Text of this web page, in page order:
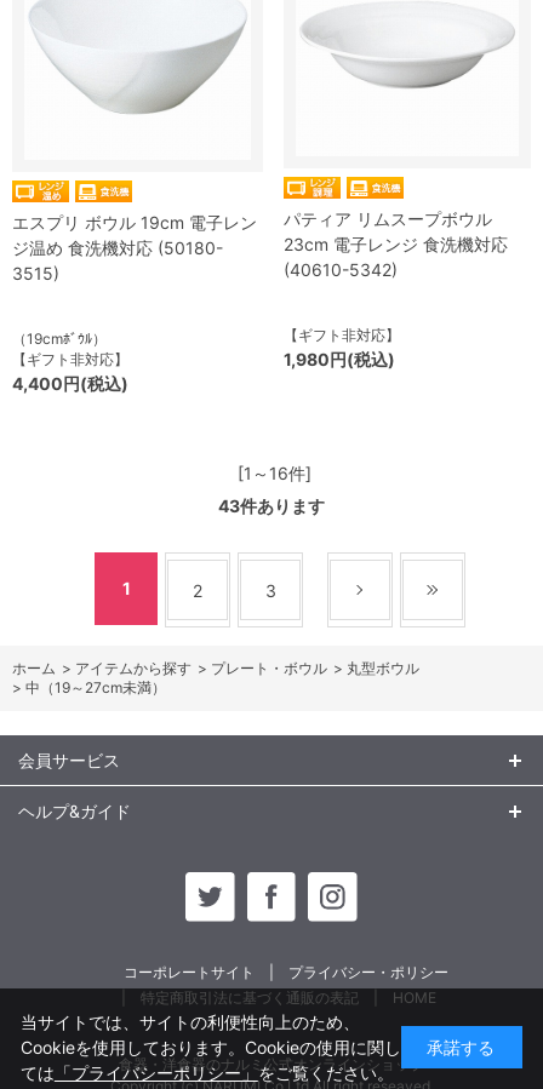
エスプリ ボウル 19cm 電子レン
ジ温め 食洗機対応 (50180-
3515)
（19cmﾎﾞｳﾙ）
【ギフト非対応】
4,400円(税込)
パティア リムスープボウル
23cm 電子レンジ 食洗機対応
(40610-5342)
【ギフト非対応】
1,980円(税込)
[1～16件]
43件あります
1 2 3
ホーム > アイテムから探す > プレート・ボウル > 丸型ボウル
> 中（19～27cm未満）
会員サービス
ヘルプ&ガイド
コーポレートサイト
プライバシー・ポリシー
特定商取引法に基づく通販の表記
HOME
食器・洋食器のナルミ公式オンラインショップ
当サイトでは、サイトの利便性向上のため、
Cookieを使用しております。Cookieの使用に関し
ては 「プライバシーポリシー」をご覧ください。
承諾する